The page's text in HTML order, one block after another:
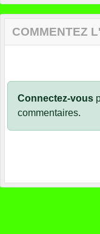
COMMENTEZ
Connectez-vous
commentaires.